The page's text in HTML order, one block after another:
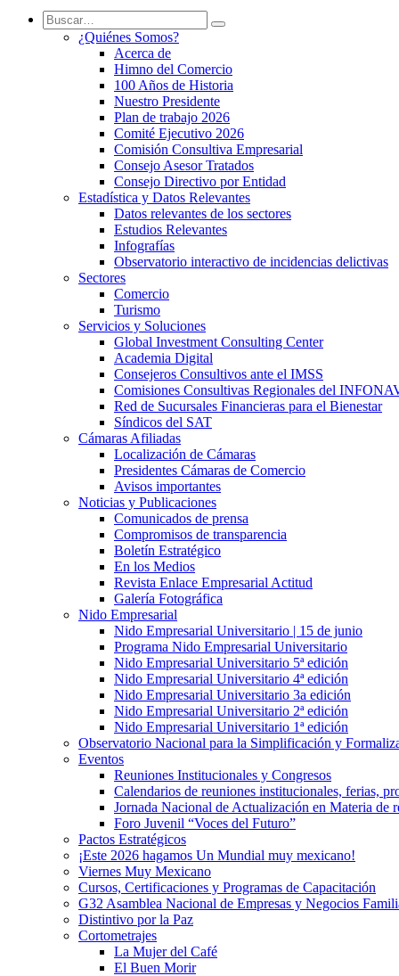
¿Quiénes Somos?
Acerca de
Himno del Comercio
100 Años de Historia
Nuestro Presidente
Plan de trabajo 2026
Comité Ejecutivo 2026
Comisión Consultiva Empresarial
Consejo Asesor Tratados
Consejo Directivo por Entidad
Estadística y Datos Relevantes
Datos relevantes de los sectores
Estudios Relevantes
Infografías
Observatorio interactivo de incidencias delictivas
Sectores
Comercio
Turismo
Servicios y Soluciones
Global Investment Consulting Center
Academia Digital
Consejeros Consultivos ante el IMSS
Comisiones Consultivas Regionales del
Red de Sucursales Financieras para el Bienestar
Síndicos del SAT
Cámaras Afiliadas
Localización de Cámaras
Presidentes Cámaras de Comercio
Avisos importantes
Noticias y Publicaciones
Comunicados de prensa
Compromisos de transparencia
Boletín Estratégico
En los Medios
Revista Enlace Empresarial Actitud
Galería Fotográfica
Nido Empresarial
Nido Empresarial Universitario | 15 de junio
Programa Nido Empresarial Universitario
Nido Empresarial Universitario 5ª edición
Nido Empresarial Universitario 4ª edición
Nido Empresarial Universitario 3a edición
Nido Empresarial Universitario 2ª edición
Nido Empresarial Universitario 1ª edición
Observatorio Nacional para la Simplificación y
Eventos
Reuniones Institucionales y Congresos
Calendarios de reuniones institucionales, ferias,
Jornada Nacional de Actualización en Materia de
Foro Juvenil “Voces del Futuro”
Pactos Estratégicos
¡Este 2026 hagamos Un Mundial muy mexicano!
Viernes Muy Mexicano
Cursos, Certificaciones y Programas de Capacitación
G32 Asamblea Nacional de Empresas y Negocios
Distintivo por la Paz
Cortometrajes
La Mujer del Café
El Buen Morir